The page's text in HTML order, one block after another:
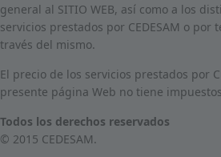
general al SITIO WEB, así como a los
servicios prestados por CEDESAM o por
través del mismo.
El precio de los servicios prestados por
presente página Web no tiene
Todos los derechos reservados
© 2015 CEDESAM.